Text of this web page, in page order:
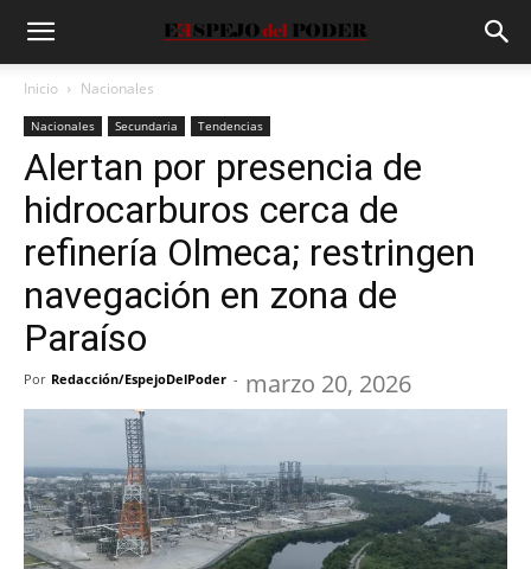
Inicio Nacionales
Nacionales Secundaria Tendencias
Alertan por presencia de
hidrocarburos cerca de
refinería Olmeca; restringen
navegación en zona de
Paraíso
Por Redacción/EspejoDelPoder - marzo 20, 2026